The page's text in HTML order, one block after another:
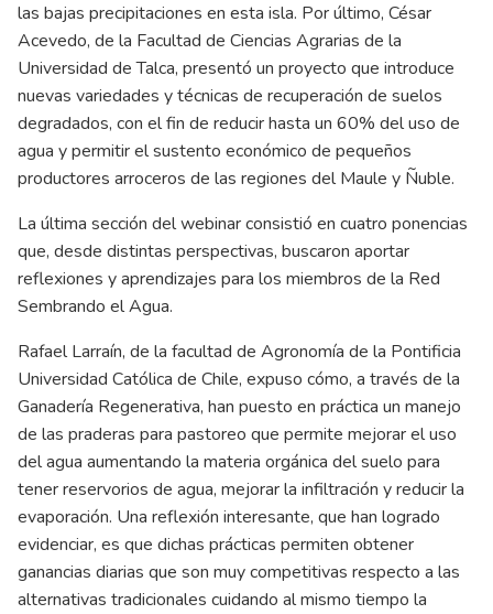
las bajas precipitaciones en esta isla. Por último, César
Acevedo, de la Facultad de Ciencias Agrarias de la
Universidad de Talca, presentó un proyecto que introduce
nuevas variedades y técnicas de recuperación de suelos
degradados, con el fin de reducir hasta un 60% del uso de
agua y permitir el sustento económico de pequeños
productores arroceros de las regiones del Maule y Ñuble.
La última sección del webinar consistió en cuatro ponencias
que, desde distintas perspectivas, buscaron aportar
reflexiones y aprendizajes para los miembros de la Red
Sembrando el Agua.
Rafael Larraín, de la facultad de Agronomía de la Pontificia
Universidad Católica de Chile, expuso cómo, a través de la
Ganadería Regenerativa, han puesto en práctica un manejo
de las praderas para pastoreo que permite mejorar el uso
del agua aumentando la materia orgánica del suelo para
tener reservorios de agua, mejorar la infiltración y reducir la
evaporación. Una reflexión interesante, que han logrado
evidenciar, es que dichas prácticas permiten obtener
ganancias diarias que son muy competitivas respecto a las
alternativas tradicionales cuidando al mismo tiempo la